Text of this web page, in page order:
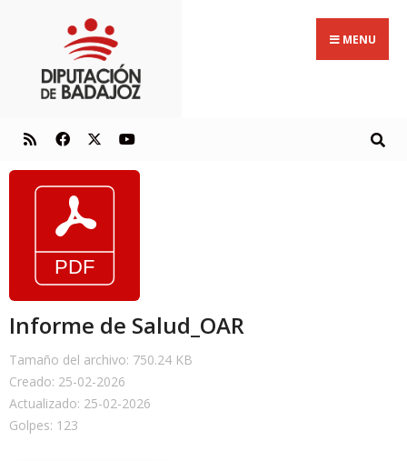
MENU
Informe de Salud_OAR
Tamaño del archivo: 750.24 KB
Creado: 25-02-2026
Actualizado: 25-02-2026
Golpes: 123